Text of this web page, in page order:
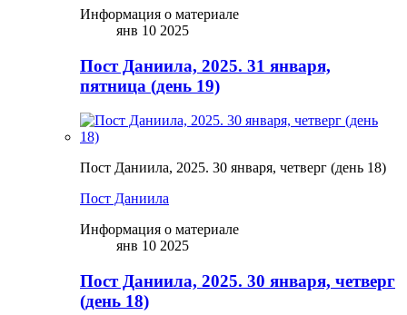
Информация о материале
янв 10 2025
Пост Даниила, 2025. 31 января,
пятница (день 19)
Пост Даниила, 2025. 30 января, четверг (день 18)
Пост Даниила
Информация о материале
янв 10 2025
Пост Даниила, 2025. 30 января, четверг
(день 18)